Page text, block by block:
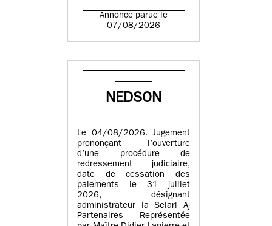
Annonce parue le
07/08/2026
NEDSON
Le 04/08/2026. Jugement
prononçant l’ouverture
d’une procédure de
redressement judiciaire,
date de cessation des
paiements le 31 juillet
2026, désignant
administrateur la Selarl Aj
Partenaires Représentée